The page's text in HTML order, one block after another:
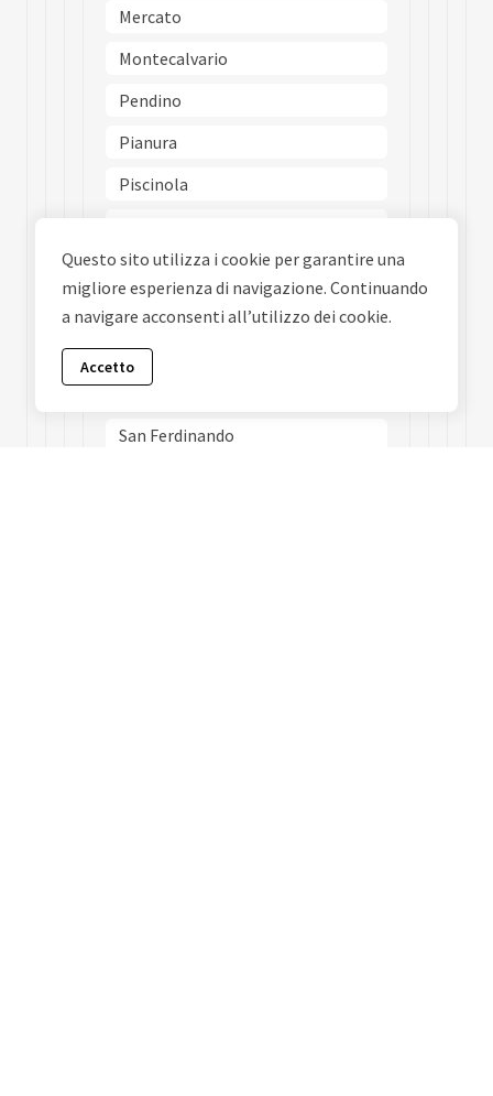
Mercato
Montecalvario
Pendino
Pianura
Piscinola
Ponticelli
Porto
Posillipo
San Carlo Allarena
San Ferdinando
Questo sito utilizza i cookie per garantire una
migliore esperienza di navigazione. Continuando
a navigare acconsenti all’utilizzo dei cookie.
Accetto